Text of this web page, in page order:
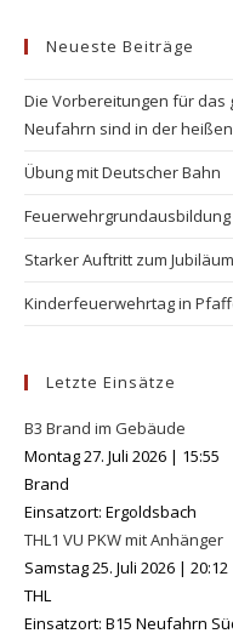
Neueste Beiträge
Die Vorbereitungen für das
Neufahrn sind in der
Übung mit Deutscher Bahn
Starker Auftritt zum Jubiläum
Kinderfeuerwehrtag in
Letzte Einsätze
B3 Brand im Gebäude
Montag 27. Juli 2026 | 15:55
Brand
Einsatzort: Ergoldsbach
THL1 VU PKW mit Anhänger
Samstag 25. Juli 2026 | 20:12
THL
Einsatzort: B15 Neufahrn